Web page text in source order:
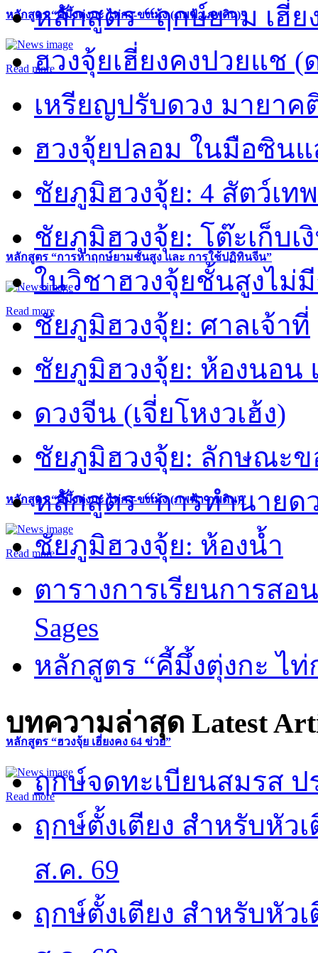
หลักสูตร “คี้มึ้งตุ่งกะ ไท่กง-ขงเม้ง (ภพฟ้า ภพดิน)”
Read more
หลักสูตร “การหาฤกษ์ยามชั้นสูง และ การใช้ปฏิทินจีน”
Read more
หลักสูตร “คี้มึ้งตุ่งกะ ไท่กง-ขงเม้ง (ภพฟ้า ภพดิน)”
Read more
หลักสูตร “ฮวงจุ้ย เฮี่ยงคง 64 ข่วย”
Read more
หลักสูตร “ฤกษ์ยาม เฮี่ย
ฮวงจุ้ยเฮี่ยงคงปวยแช (
เหรียญปรับดวง มายา
ฮวงจุ้ยปลอม ในมือซิน
ชัยภูมิฮวงจุ้ย: 4 สัตว์เทพ
ชัยภูมิฮวงจุ้ย: โต๊ะเก็บเ
ในวิชาฮวงจุ้ยชั้นสูงไม่
ชัยภูมิฮวงจุ้ย: ศาลเจ้าที่
ชัยภูมิฮวงจุ้ย: ห้องนอน
ดวงจีน (เจี่ยโหงวเฮ้ง)
ชัยภูมิฮวงจุ้ย: ลักษณะ
หลักสูตร “การทำนายด
ชัยภูมิฮวงจุ้ย: ห้องน้ำ
ตารางการเรียนการส
Sages
หลักสูตร “คี้มึ้งตุ่งกะ ไ
บทความล่าสุด Latest
ฤกษ์จดทะเบียนสมรส ป
ฤกษ์ตั้งเตียง สำหรับหัว
ส.ค. 69
ฤกษ์ตั้งเตียง สำหรับหัว